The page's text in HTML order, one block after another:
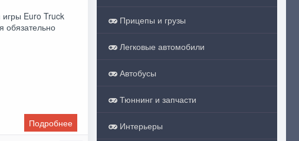
игры Euro Truck
обязательно
Подробнее
Прицепы и грузы
Легковые автомобили
Автобусы
Тюннинг и запчасти
Интерьеры